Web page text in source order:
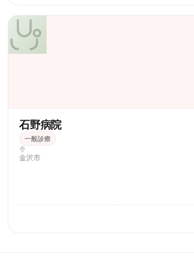
石野病院
一般診療
金沢市